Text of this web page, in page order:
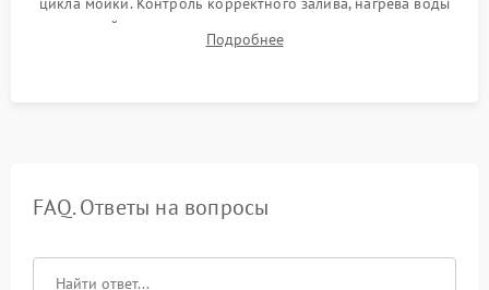
до нужной температуры, отсутствия посторонних шумов,
штатного слива и абсолютной сухости в поддоне.
Подробнее
FAQ. Ответы на вопросы